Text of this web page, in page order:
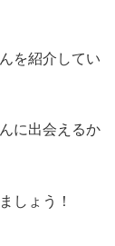
を紹介してい
に出会えるか
しょう！